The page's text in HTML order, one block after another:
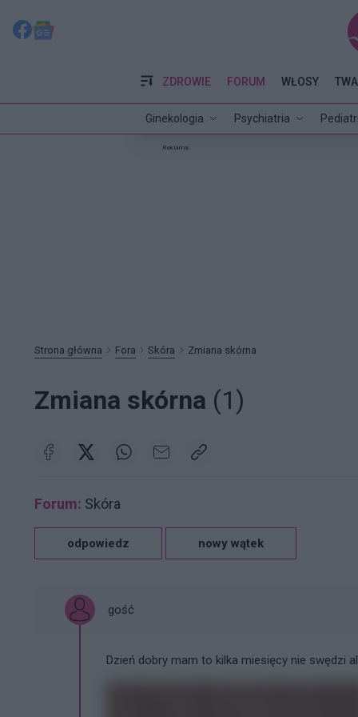
ZDROWIE
Ginekologia Psychiatria
FORUM WŁOSY
Reklama:
Strona główna Fora Skóra Zmiana skórna
Zmiana skórna (1)
Forum: Skóra
odpowiedz nowy wątek
gość
Dzień dobry mam to kilka miesięcy nie swędzi